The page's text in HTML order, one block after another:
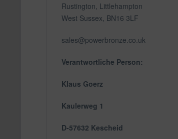
Rustington, Littlehampton
West Sussex, BN16 3LF
sales@powerbronze.co.uk
Verantwortliche Person:
Klaus Goerz
Kaulerweg 1
D-57632 Kescheid